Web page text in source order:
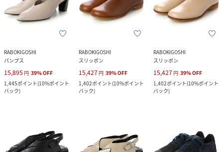
RABOKIGOSHI
パンプス
15,895 円 39%OFF
1,445ポイント(10%ポイント
バック)
RABOKIGOSHI
スリッポン
15,427 円 39%OFF
1,402ポイント(10%ポイント
バック)
RABOKIGOSHI
スリッポン
15,427 円 39%OFF
1,402ポイント(10%ポイント
バック)